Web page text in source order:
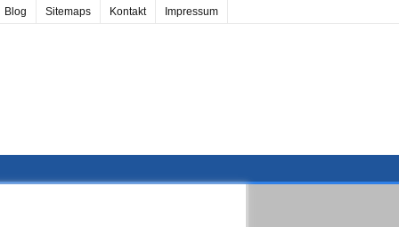
Blog Sitemaps Kontakt Impressum